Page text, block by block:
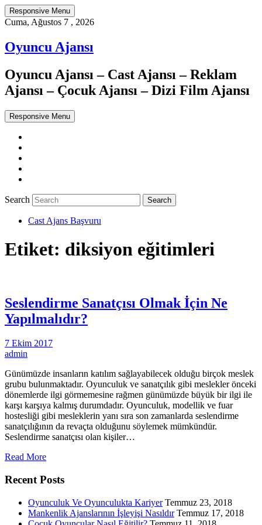
Responsive Menu
Cuma, Ağustos 7 , 2026
Oyuncu Ajansı
Oyuncu Ajansı – Cast Ajansı – Reklam
Ajansı – Çocuk Ajansı – Dizi Film Ajansı
Responsive Menu
Search
Cast Ajans Başvuru
Etiket: diksiyon eğitimleri
Seslendirme Sanatçısı Olmak İçin Ne
Yapılmalıdır?
7 Ekim 2017
admin
Günümüzde insanların katılım sağlayabilecek olduğu birçok meslek
grubu bulunmaktadır. Oyunculuk ve sanatçılık gibi meslekler önceki
dönemlerde ilgi görmemesine rağmen günümüzde büyük bir ilgi ile
karşı karşıya kalmış durumdadır. Oyunculuk, modellik ve fuar
hostesliği gibi mesleklerin yanı sıra son zamanlarda seslendirme
sanatçılığının da revaçta olduğunu söylemek mümkündür.
Seslendirme sanatçısı olan kişiler…
Read More
Recent Posts
Oyunculuk Ve Oyunculukta Kariyer Temmuz 23, 2018
Mankenlik Ajanslarının İşleyişi Nasıldır Temmuz 17, 2018